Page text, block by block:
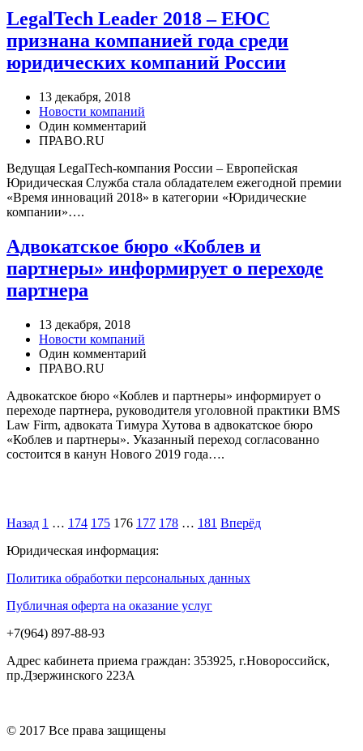
LegalTech Leader 2018 – ЕЮС
признана компанией года среди
юридических компаний России
13 декабря, 2018
Новости компаний
Один комментарий
ПРАВО.RU
Ведущая LegalTech-компания России – Европейская
Юридическая Служба стала обладателем ежегодной премии
«Время инноваций 2018» в категории «Юридические
компании»….
Адвокатское бюро «Коблев и
партнеры» информирует о переходе
партнера
13 декабря, 2018
Новости компаний
Один комментарий
ПРАВО.RU
Адвокатское бюро «Коблев и партнеры» информирует о
переходе партнера, руководителя уголовной практики BMS
Law Firm, адвоката Тимура Хутова в адвокатское бюро
«Коблев и партнеры». Указанный переход согласованно
состоится в канун Нового 2019 года….
Назад 1 … 174 175 176 177 178 … 181 Вперёд
Юридическая информация:
Политика обработки персональных данных
Публичная оферта на оказание услуг
+7(964) 897-88-93
Адрес кабинета приема граждан: 353925, г.Новороссийск,
пр.Дзержинского 223А
© 2017 Все права защищены